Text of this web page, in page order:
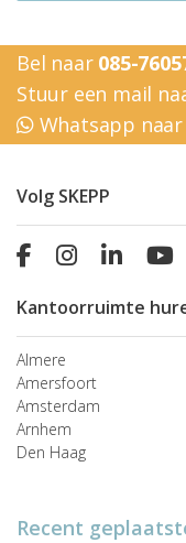
Bel naar 085-
Stuur een mail
Whatsapp naar
Volg SKEPP
Kantoorruimte
Almere
Amersfoort
Amsterdam
Arnhem
Den Haag
Recent